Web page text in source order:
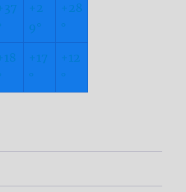
37
+2
9°
+28
°
18
+17
°
+12
°